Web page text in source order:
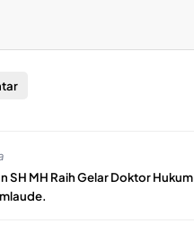
SH MH Raih Gelar Doktor Hukum